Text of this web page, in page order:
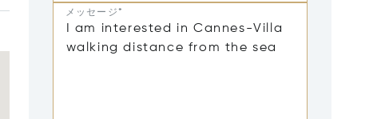
メッセージ*